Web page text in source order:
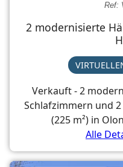
Ref:
2 modernisierte
Verkauft - 2
Schlafzimmern und
(225 m²) in
Alle